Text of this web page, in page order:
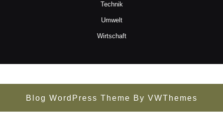
Technik
Umwelt
Wirtschaft
Blog WordPress Theme By VWThemes